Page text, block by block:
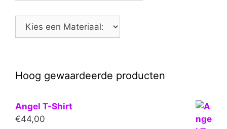
Hoog gewaardeerde producten
Angel T-Shirt
€44,00